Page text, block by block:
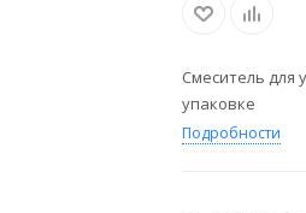
Смеситель для
упаковке
Подробности